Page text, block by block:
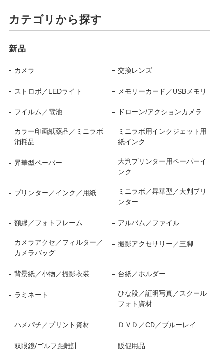
カテゴリから探す
新品
カメラ 交換レンズ
ストロボ／LEDライト メモリーカード／USBメモリ
フイルム／電池 ドローン/アクションカメラ
カラー印画紙薬品／ミニラボ
消耗品
ミニラボ用インクジェット用
紙インク
昇華型ペーパー
大判プリンター用ペーパーイ
ンク
プリンター／インク／用紙
ミニラボ／昇華型／大判プリ
ンター
額縁／フォトフレーム アルバム／ファイル
カメラアクセ／フィルター／
カメラバッグ
撮影アクセサリー／三脚
背景紙／小物／撮影衣装 台紙／ホルダー
ラミネート
ひな段／証明写真／スクール
フォト資材
ハメパチ／プリント資材 ＤＶＤ／CD／ブルーレイ
双眼鏡/ゴルフ距離計 販促用品